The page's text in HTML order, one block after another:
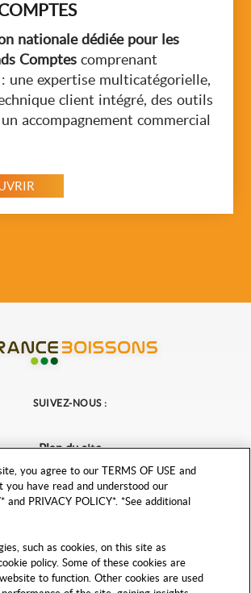
nationale dédiée pour les
Comptes comprenant
une expertise multicatégorielle,
client intégré, des outils
accompagnement commercial
SUIVEZ-NOUS :
Plan du site
Mentions légales
des données personnelles
de confidentialité
© FRANCE BOISSONS 2026
you agree to our TERMS OF USE and
you have read and understood our
and PRIVACY POLICY*. *See additional
such as cookies, on this site as
policy. Some of these cookies are
to function. Other cookies are used